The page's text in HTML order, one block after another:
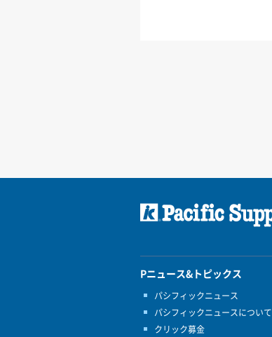
Pニュース&トピックス
パシフィックニュース
パシフィックニュースについて
クリック募金